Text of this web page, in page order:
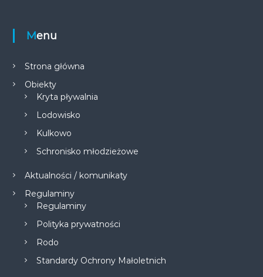
Menu
Strona główna
Obiekty
Kryta pływalnia
Lodowisko
Kulkowo
Schronisko młodzieżowe
Aktualności / komunikaty
Regulaminy
Regulaminy
Polityka prywatności
Rodo
Standardy Ochrony Małoletnich